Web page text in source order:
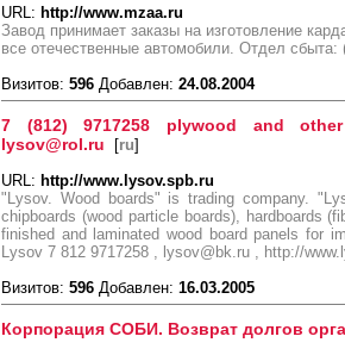
URL: http://www.mzaa.ru
Завод принимает заказы на изготовление
все отечественные автомобили. Отдел сбыта:
Визитов: 596 Добавлен: 24.08.2004
7 (812) 9717258 plywood and
lysov@rol.ru [ru]
URL: http://www.lysov.spb.ru
"Lysov. Wood boards" is trading company.
chipboards (wood particle boards), hardboards
finished and laminated wood board panels for
Lysov 7 812 9717258 , lysov@bk.ru , http://
Визитов: 596 Добавлен: 16.03.2005
Корпорация СОБИ. Возврат долгов